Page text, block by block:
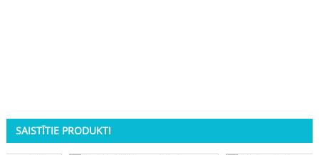
SAISTĪTIE PRODUKTI